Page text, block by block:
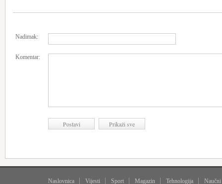
Nadimak:
Komentar:
Naslovnica Vijesti Sport Magazin Tehnologija